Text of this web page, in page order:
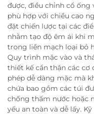
được, điều chỉnh cổ ống
phù hợp với chiều cao
đặt chiến lược tại các
nhằm tạo độ êm ái khi
trong liền mạch loại bỏ
Quy trình mặc vào và
thiết kế cẩn thận các cơ
phép dễ dàng mặc mà
chứa bao gồm các túi
chống thấm nước hoặc
yếu an toàn và dễ lấy.